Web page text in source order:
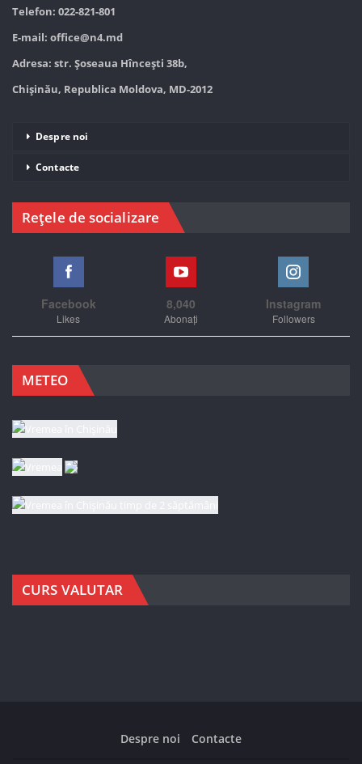
Telefon: 022-821-801
E-mail: office@n4.md
Adresa: str. Șoseaua Hînceşti 38b,
Chișinău, Republica Moldova, MD-2012
Despre noi
Contacte
Rețele de socializare
Facebook
Likes
8,040
Abonați
Instagram
Followers
METEO
CURS VALUTAR
Despre noi Contacte